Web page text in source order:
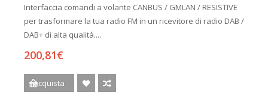
Interfaccia comandi a volante CANBUS / GMLAN / RESISTIVE
per trasformare la tua radio FM in un ricevitore di radio DAB /
DAB+ di alta qualità....
200,81€
Acquista